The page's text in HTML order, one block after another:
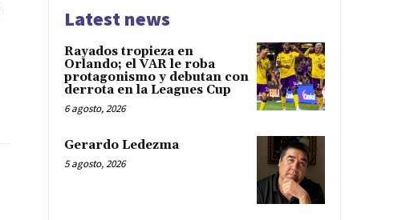
Latest news
Rayados tropieza en
Orlando; el VAR le roba
protagonismo y debutan con
derrota en la Leagues Cup
6 agosto, 2026
Gerardo Ledezma
5 agosto, 2026